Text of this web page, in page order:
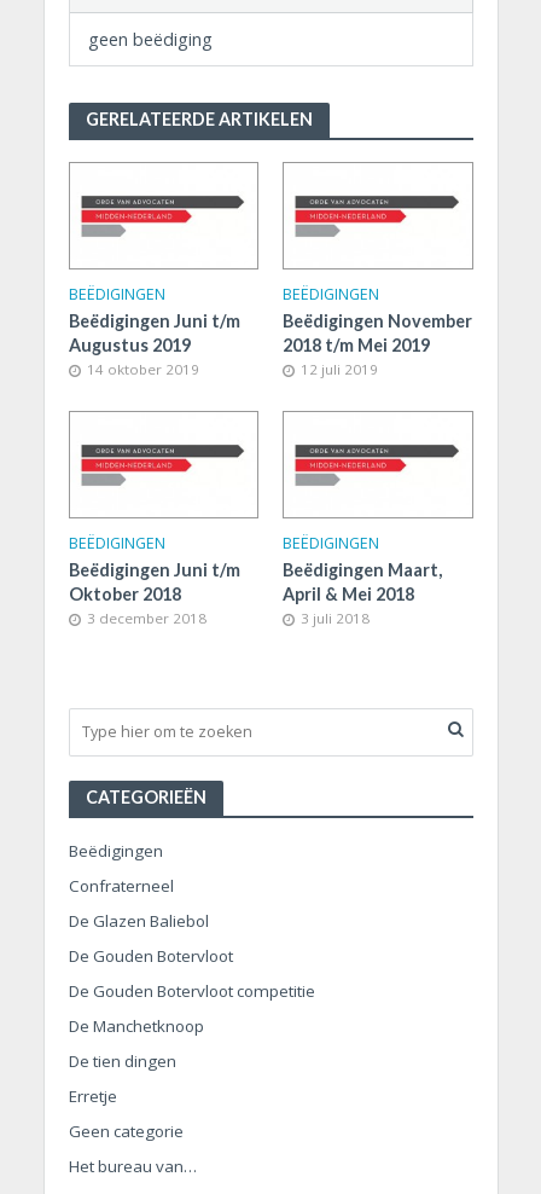
geen beëdiging
GERELATEERDE ARTIKELEN
BEËDIGINGEN
Beëdigingen Juni t/m
Augustus 2019
14 oktober 2019
BEËDIGINGEN
Beëdigingen November
2018 t/m Mei 2019
12 juli 2019
BEËDIGINGEN
Beëdigingen Juni t/m
Oktober 2018
3 december 2018
BEËDIGINGEN
Beëdigingen Maart,
April & Mei 2018
3 juli 2018
CATEGORIEËN
Beëdigingen
Confraterneel
De Glazen Baliebol
De Gouden Botervloot
De Gouden Botervloot competitie
De Manchetknoop
De tien dingen
Erretje
Geen categorie
Het bureau van…